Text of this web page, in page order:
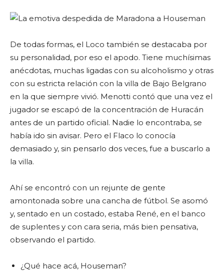
De todas formas, el Loco también se destacaba por
su personalidad, por eso el apodo. Tiene muchísimas
anécdotas, muchas ligadas con su alcoholismo y otras
con su estricta relación con la villa de Bajo Belgrano
en la que siempre vivió. Menotti contó que una vez el
jugador se escapó de la concentración de Huracán
antes de un partido oficial. Nadie lo encontraba, se
había ido sin avisar. Pero el Flaco lo conocía
demasiado y, sin pensarlo dos veces, fue a buscarlo a
la villa.
Ahí se encontró con un rejunte de gente
amontonada sobre una cancha de fútbol. Se asomó
y, sentado en un costado, estaba René, en el banco
de suplentes y con cara seria, más bien pensativa,
observando el partido.
¿Qué hace acá, Houseman?